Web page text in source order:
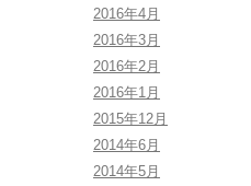
2016年4月
2016年3月
2016年2月
2016年1月
2015年12月
2014年6月
2014年5月